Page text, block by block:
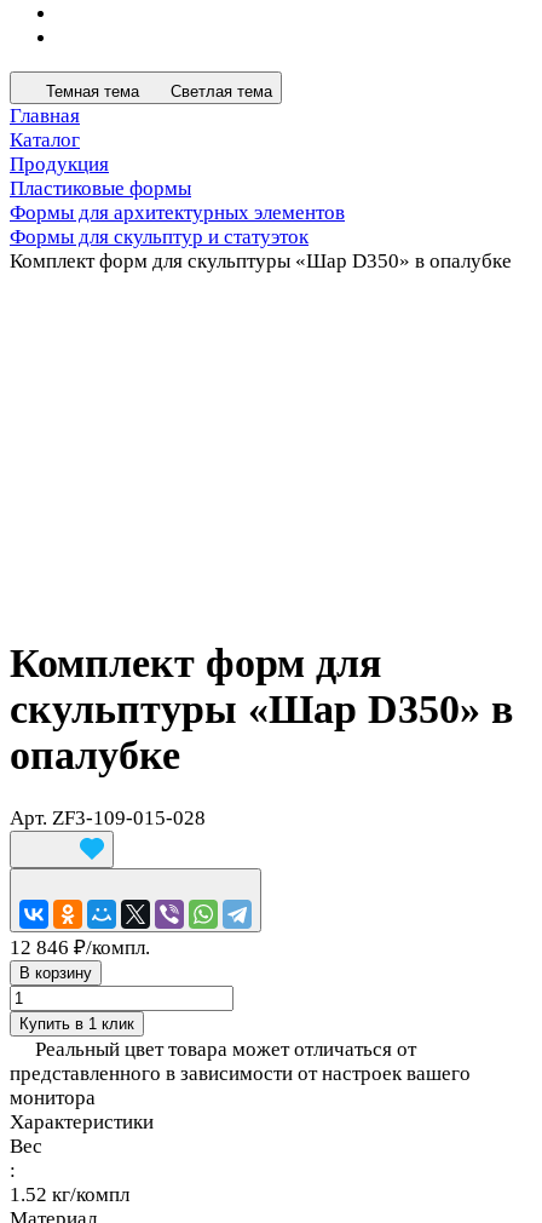
Темная тема Светлая тема
Главная
Каталог
Продукция
Пластиковые формы
Формы для архитектурных элементов
Формы для скульптур и статуэток
Комплект форм для скульптуры «Шар D350» в опалубке
Комплект форм для
скульптуры «Шар D350» в
опалубке
Арт. ZF3-109-015-028
12 846 ₽/компл.
В корзину
Купить в 1 клик
Реальный цвет товара может отличаться от
представленного в зависимости от настроек вашего
монитора
Характеристики
Вес
:
1.52 кг/компл
Материал